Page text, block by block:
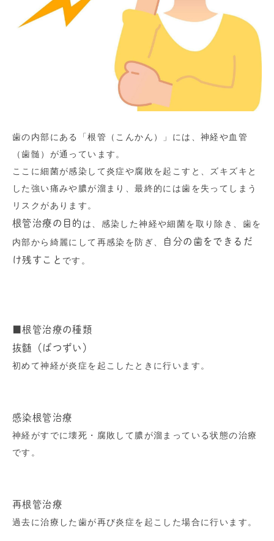
歯の内部にある「根管（こんかん）」には、神経や血管
（歯髄）が通っています。
ここに細菌が感染して炎症や腐敗を起こすと、ズキズキと
した強い痛みや膿が溜まり、最終的には歯を失ってしまう
リスクがあります。
根管治療の目的 は、感染した神経や細菌を取り除き、歯を
内部から綺麗にして再感染を防ぎ、
自分の歯をできるだ
け残すこと です。
■根管治療の種類
抜髄（ばつずい）
初めて神経が炎症を起こしたときに行います。
感染根管治療
神経がすでに壊死・腐敗して膿が溜まっている状態の治療
です。
再根管治療
過去に治療した歯が再び炎症を起こした場合に行います。